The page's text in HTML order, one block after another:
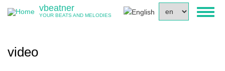
your
vbeatner
YOUR BEATS AND MELODIES
video